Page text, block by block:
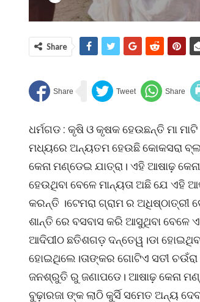
Share
ଧର୍ମଗଡ : କୃଷି ଓ କୃଷକ ହେଉଛନ୍ତି ମା
ମଧ୍ୟରେ ଅନ୍ୟତମ ହେଉଛି କୋକସରା
କେନା ମଣ୍ଡେଇ ଯାତ୍ରା। ଏହି ଆଷାଢ଼
ହେଉଥିବା ବେଳେ ମାନ୍ୟତା ଅଛି ଯେ ଏହି
କରନ୍ତି ।ଟେମରା ଗ୍ରାମ ର ଅଧିଷ୍ଠାତ୍ରୀ
ଶାନ୍ତି ରେ ବସବାସ କରି ଆସୁଥିବା ବେଳେ
ଆଦିପୀଠ ଛତିଶଗଡ଼ ଦନ୍ତେୱ।ଡା ହୋଇଥିବା
ହୋଇଥିଲେ।ତାଙ୍କର ଗୋଟିଏ ସତୀ ଚଉଁରା
ଜନଶ୍ରୁତି ରୁ ଜଣାପଡେ। ଆଷାଢ଼ କେନା
ବୁଢ଼ାରଜା ଙ୍କ ଲାଠି କୁର୍ସି ସମେତ ଅନ୍ୟ